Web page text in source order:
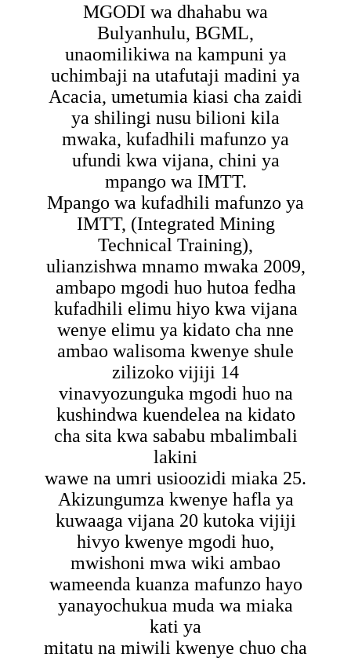
MGODI wa dhahabu wa
Bulyanhulu, BGML,
unaomilikiwa na kampuni ya
uchimbaji na utafutaji madini ya
Acacia, umetumia kiasi cha zaidi
ya shilingi nusu bilioni kila
mwaka, kufadhili mafunzo ya
ufundi kwa vijana, chini ya
mpango wa IMTT.
Mpango wa kufadhili mafunzo ya
IMTT, (Integrated Mining
Technical Training),
ulianzishwa mnamo mwaka 2009,
ambapo mgodi huo hutoa fedha
kufadhili elimu hiyo kwa vijana
wenye elimu ya kidato cha nne
ambao walisoma kwenye shule
zilizoko vijiji 14
vinavyozunguka mgodi huo na
kushindwa kuendelea na kidato
cha sita kwa sababu mbalimbali
lakini
wawe na umri usioozidi miaka 25.
Akizungumza kwenye hafla ya
kuwaaga vijana 20 kutoka vijiji
hivyo kwenye mgodi huo,
mwishoni mwa wiki ambao
wameenda kuanza mafunzo hayo
yanayochukua muda wa miaka
kati ya
mitatu na miwili kwenye chuo cha